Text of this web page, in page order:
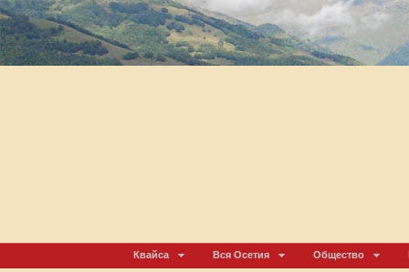
Квайса Вся Осетия Общество